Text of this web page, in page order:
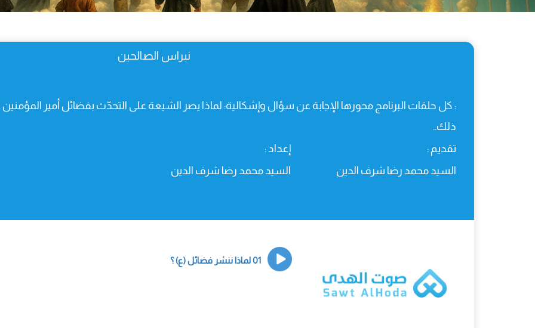
نبراس الصالحين
: كل حلقات البرنامج محورها الإجابة عن سؤال وإشكالية: لماذا يصر الشيعة على التحدّث بفضائل أمير
ذلك..
تقديم :
السيد محمد رضا شرف الدين
إعداد :
السيد محمد رضا شرف الدين
01 لماذا ننشر فضائل (ع) ؟